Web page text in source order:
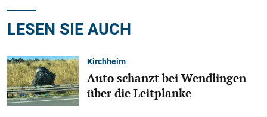
LESEN SIE AUCH
Kirchheim
Auto schanzt bei Wendlingen
über die Leitplanke